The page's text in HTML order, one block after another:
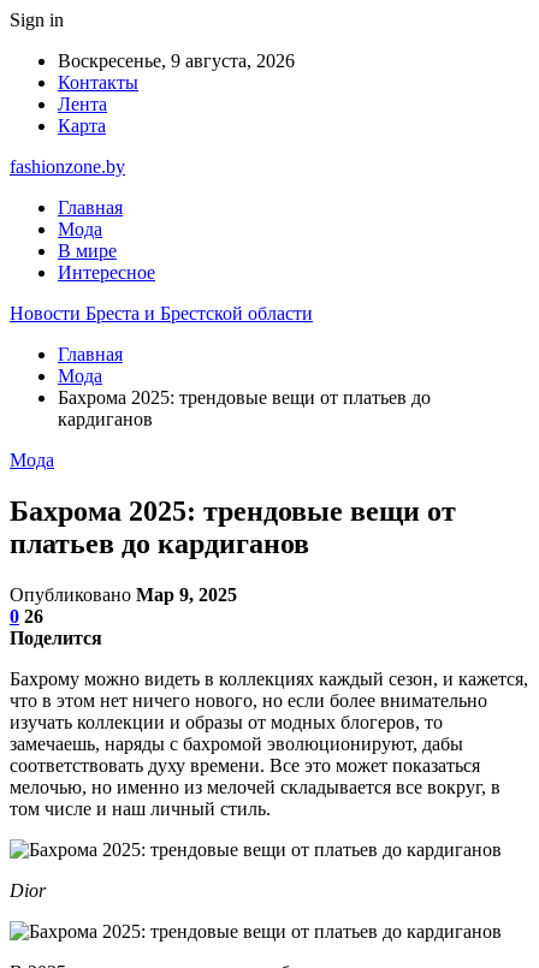
Sign in
Воскресенье, 9 августа, 2026
Контакты
Лента
Карта
fashionzone.by
Главная
Мода
В мире
Интересное
Новости Бреста и Брестской области
Главная
Мода
Бахрома 2025: трендовые вещи от платьев до
кардиганов
Мода
Бахрома 2025: трендовые вещи от
платьев до кардиганов
Опубликовано Мар 9, 2025
0 26
Поделится
Бахрому можно видеть в коллекциях каждый сезон, и кажется,
что в этом нет ничего нового, но если более внимательно
изучать коллекции и образы от модных блогеров, то
замечаешь, наряды с бахромой эволюционируют, дабы
соответствовать духу времени. Все это может показаться
мелочью, но именно из мелочей складывается все вокруг, в
том числе и наш личный стиль.
Dior